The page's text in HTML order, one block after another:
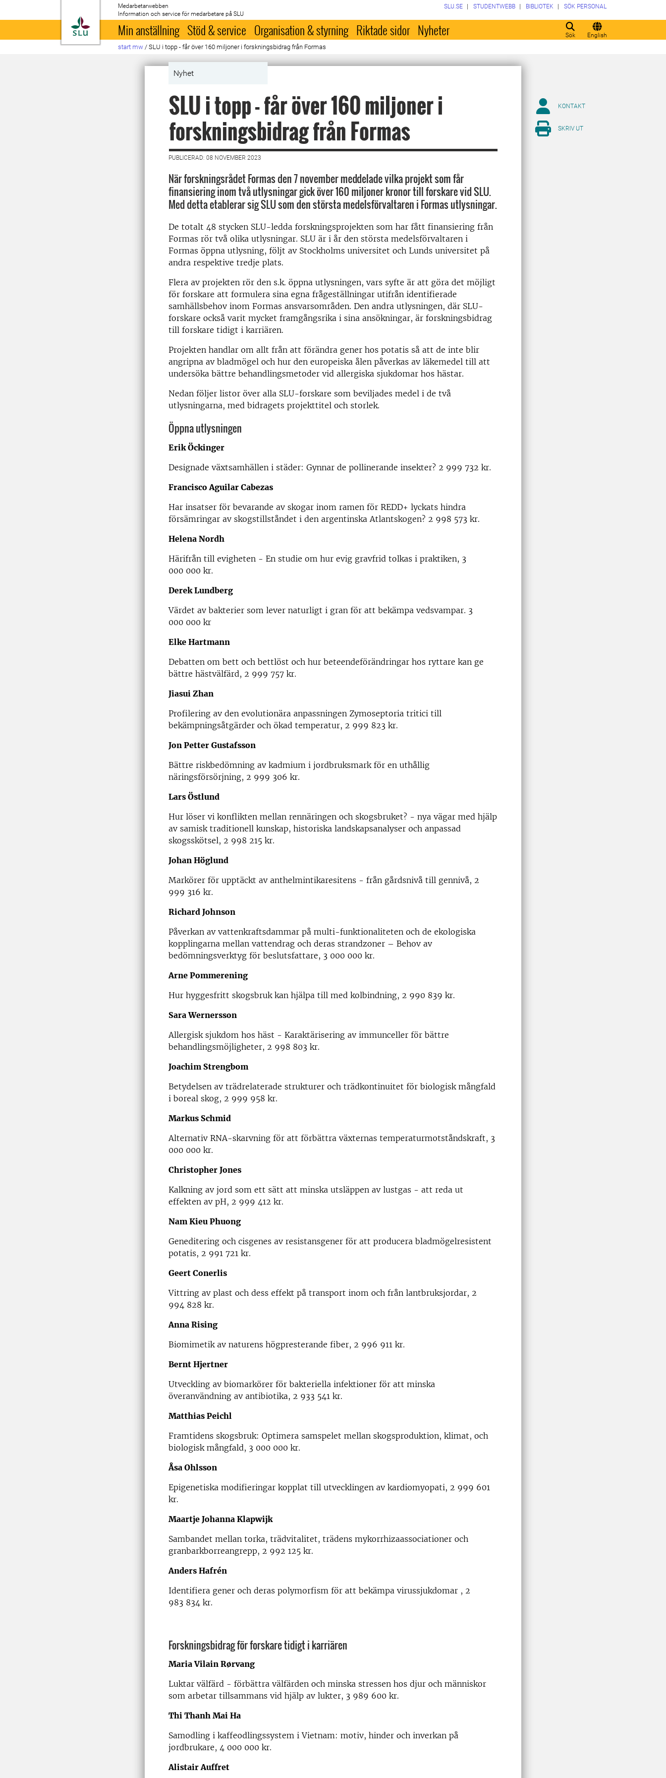
Till startsida
Medarbetarwebben
Information och service för medarbetare på SLU
Sök English
SLU.SE STUDENTWEBB BIBLIOTEK SÖK PERSONAL
Min anställning Stöd & service Organisation & styrning Riktade sidor Nyheter
start mw / SLU i topp - får över 160 miljoner i forskningsbidrag från Formas
Nyhet
SLU i topp - får över 160 miljoner i
forskningsbidrag från Formas
PUBLICERAD: 08 NOVEMBER 2023
När forskningsrådet Formas den 7 november meddelade vilka projekt som får
finansiering inom två utlysningar gick över 160 miljoner kronor till forskare vid SLU.
Med detta etablerar sig SLU som den största medelsförvaltaren i Formas utlysningar.
De totalt 48 stycken SLU-ledda forskningsprojekten som har fått finansiering från
Formas rör två olika utlysningar. SLU är i år den största medelsförvaltaren i
Formas öppna utlysning, följt av Stockholms universitet och Lunds universitet på
andra respektive tredje plats.
Flera av projekten rör den s.k. öppna utlysningen, vars syfte är att göra det möjligt
för forskare att formulera sina egna frågeställningar utifrån identifierade
samhällsbehov inom Formas ansvarsområden. Den andra utlysningen, där SLU-
forskare också varit mycket framgångsrika i sina ansökningar, är forskningsbidrag
till forskare tidigt i karriären.
Projekten handlar om allt från att förändra gener hos potatis så att de inte blir
angripna av bladmögel och hur den europeiska ålen påverkas av läkemedel till att
undersöka bättre behandlingsmetoder vid allergiska sjukdomar hos hästar.
Nedan följer listor över alla SLU-forskare som beviljades medel i de två
utlysningarna, med bidragets projekttitel och storlek.
Öppna utlysningen
Erik Öckinger
Designade växtsamhällen i städer: Gynnar de pollinerande insekter? 2 999 732 kr.
Francisco Aguilar Cabezas
Har insatser för bevarande av skogar inom ramen för REDD+ lyckats hindra
försämringar av skogstillståndet i den argentinska Atlantskogen? 2 998 573 kr.
Helena Nordh
Härifrån till evigheten - En studie om hur evig gravfrid tolkas i praktiken, 3
000 000 kr.
Derek Lundberg
Värdet av bakterier som lever naturligt i gran för att bekämpa vedsvampar. 3
000 000 kr
Elke Hartmann
Debatten om bett och bettlöst och hur beteendeförändringar hos ryttare kan ge
bättre hästvälfärd, 2 999 757 kr.
Jiasui Zhan
Profilering av den evolutionära anpassningen Zymoseptoria tritici till
bekämpningsåtgärder och ökad temperatur, 2 999 823 kr.
Jon Petter Gustafsson
Bättre riskbedömning av kadmium i jordbruksmark för en uthållig
näringsförsörjning, 2 999 306 kr.
Lars Östlund
Hur löser vi konflikten mellan rennäringen och skogsbruket? - nya vägar med hjälp
av samisk traditionell kunskap, historiska landskapsanalyser och anpassad
skogsskötsel, 2 998 215 kr.
Johan Höglund
Markörer för upptäckt av anthelmintikaresitens - från gårdsnivå till gennivå, 2
999 316 kr.
Richard Johnson
Påverkan av vattenkraftsdammar på multi-funktionaliteten och de ekologiska
kopplingarna mellan vattendrag och deras strandzoner – Behov av
bedömningsverktyg för beslutsfattare, 3 000 000 kr.
Arne Pommerening
Hur hyggesfritt skogsbruk kan hjälpa till med kolbindning, 2 990 839 kr.
Sara Wernersson
Allergisk sjukdom hos häst - Karaktärisering av immunceller för bättre
behandlingsmöjligheter, 2 998 803 kr.
Joachim Strengbom
Betydelsen av trädrelaterade strukturer och trädkontinuitet för biologisk mångfald
i boreal skog, 2 999 958 kr.
Markus Schmid
Alternativ RNA-skarvning för att förbättra växternas temperaturmotståndskraft, 3
000 000 kr.
Christopher Jones
Kalkning av jord som ett sätt att minska utsläppen av lustgas - att reda ut
effekten av pH, 2 999 412 kr.
Nam Kieu Phuong
Geneditering och cisgenes av resistansgener för att producera bladmögelresistent
potatis, 2 991 721 kr.
Geert Conerlis
Vittring av plast och dess effekt på transport inom och från lantbruksjordar, 2
994 828 kr.
Anna Rising
Biomimetik av naturens högpresterande fiber, 2 996 911 kr.
Bernt Hjertner
Utveckling av biomarkörer för bakteriella infektioner för att minska
överanvändning av antibiotika, 2 933 541 kr.
Matthias Peichl
Framtidens skogsbruk: Optimera samspelet mellan skogsproduktion, klimat, och
biologisk mångfald, 3 000 000 kr.
Åsa Ohlsson
Epigenetiska modifieringar kopplat till utvecklingen av kardiomyopati, 2 999 601
kr.
Maartje Johanna Klapwijk
Sambandet mellan torka, trädvitalitet, trädens mykorrhizaassociationer och
granbarkborreangrepp, 2 992 125 kr.
Anders Hafrén
Identifiera gener och deras polymorfism för att bekämpa virussjukdomar , 2
983 834 kr.
Forskningsbidrag för forskare tidigt i karriären
Maria Vilain Rørvang
Luktar välfärd - förbättra välfärden och minska stressen hos djur och människor
som arbetar tillsammans vid hjälp av lukter, 3 989 600 kr.
Thi Thanh Mai Ha
Samodling i kaffeodlingssystem i Vietnam: motiv, hinder och inverkan på
jordbrukare, 4 000 000 kr.
Alistair Auffret
KONTAKT
SKRIV UT